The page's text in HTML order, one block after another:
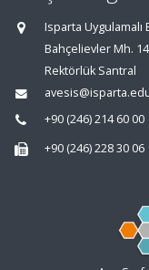
Isparta
Bahçelievler Mh.
Rektörlük Santral
+90 (246) 214 60 00
+90 (246) 228 30 06